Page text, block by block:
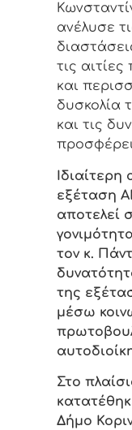
ανέλυσε
τις
και
δυσκολία
και τις
Ιδιαίτερη
εξέταση
αποτελεί
τον κ.
της
μέσω
Στο
Δήμο